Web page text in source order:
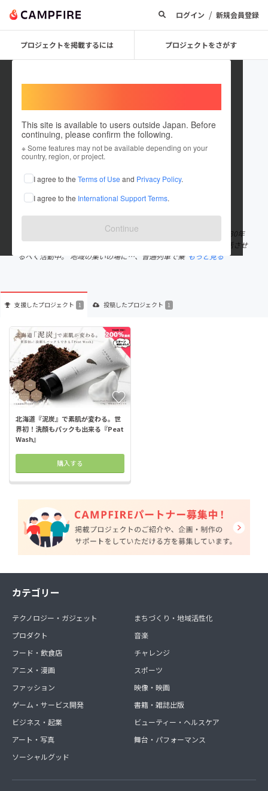
ログイン / 新規会員登録
プロジェクトを掲載するには プロジェクトをさがす
This site is available to users outside Japan. Before
continuing, please confirm the following.
※ Some features may not be available depending on your
country, region, or project.
I agree to the Terms of Use and Privacy Policy.
I agree to the International Support Terms.
Continue
demonde
これまでに1回支援して1件のプロジェクトを投稿しています
在住国：日本 現在地：北海道
出身国：日本 出身地：北海道
幌延町字問寒別の駅前に30年前まであった皆に愛された巴食堂。 30年
の月日が流れ、今、過疎化が進んだ集落に皆が集まれる食堂を復活させ
るべく活動中。 地域の集いの場に…、普通列車で乗 もっと見る
支援したプロジェクト 1 投稿したプロジェクト 1
北海道『泥炭』で素肌が変わる。世
界初！洗顔もパックも出来る『Peat
Wash』
購入する
カテゴリー
テクノロジー・ガジェット
プロダクト
フード・飲食店
アニメ・漫画
ファッション
ゲーム・サービス開発
ビジネス・起業
アート・写真
ソーシャルグッド
まちづくり・地域活性化
音楽
チャレンジ
スポーツ
映像・映画
書籍・雑誌出版
ビューティー・ヘルスケア
舞台・パフォーマンス